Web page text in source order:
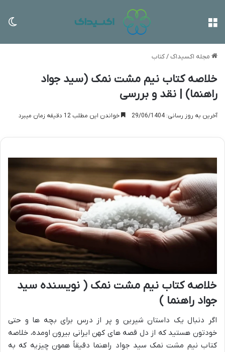
مجله اکسیداک/کتاب
خلاصه کتاب نیم مشت نمک (سید جواد
راهنما) | نقد و بررسی
آخرین به روز رسانی: 29/06/1404 خواندن این مطلب 12 دقیقه زمان میبرد
خلاصه کتاب نیم مشت نمک ( نویسنده سید
جواد راهنما )
اگر دنبال یک داستان شیرین و پر از درس برای بچه ها و حتی
خودتون هستید که از دل قصه های کهن ایرانی بیرون اومده، خلاصه
کتاب نیم مشت نمک سید جواد راهنما دقیقاً همون چیزیه که به